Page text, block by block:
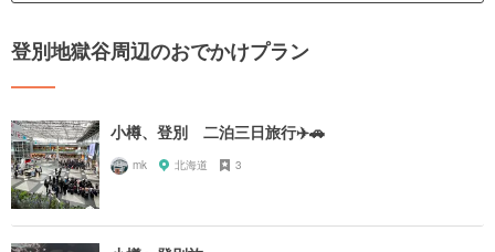
登別地獄谷周辺のおでかけプラン
小樽、登別 二泊三日旅行✈️🚗
mk 北海道 3